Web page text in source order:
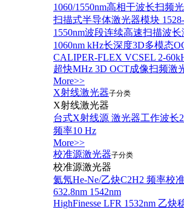
1060/1550nm高相干波长扫频
扫描式半导体激光器模块
1550nm波段连续高速扫描波
1060nm kHz长深度3D多模态
CALIPER-FLEX VCSEL 2-
超快MHz 3D OCT成像扫频激
More>>
X射线激光器子分类
X射线激光器
台式X射线源 激光器工作波长
频率10 Hz
More>>
校准源激光器子分类
校准源激光器
氦氖He-Ne/乙炔C2H2 频率校
632.8nm 1542nm
HighFinesse LFR 1532nm 乙